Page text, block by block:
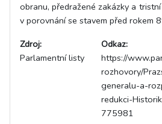
obranu, předražené zakázky a
v porovnání se stavem před rokem
Zdroj:
Parlamentní listy
Odkaz:
https://
rozhovory/
generalu-a-
redukci-
775981